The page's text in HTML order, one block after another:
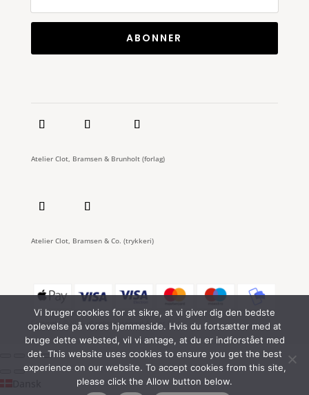
ABONNER
Atelier Clot, Bramsen & Brunholt (forlag)
Atelier Clot, Bramsen & Co. (trykkeri)
Copyright ©2026 all rights reserved Atelier Clot
Vi bruger cookies for at sikre, at vi giver dig den bedste
oplevelse på vores hjemmeside. Hvis du fortsætter med at
bruge dette websted, vil vi antage, at du er indforstået med
det. This website uses cookies to ensure you get the best
experience on our website. To accept cookies from this site,
please click the Allow button below.